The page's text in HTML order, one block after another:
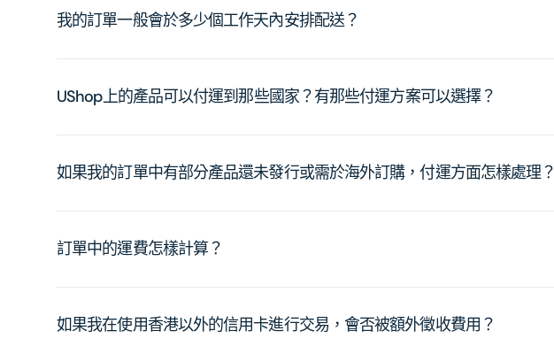
我的訂單一般會於多少個工作天內安排配送？
UShop上的產品可以付運到那些國家？有那些付運方案可以選擇？
如果我的訂單中有部分產品還未發行或需於海外訂購，付運方面怎樣處理？
訂單中的運費怎樣計算？
如果我在使用香港以外的信用卡進行交易，會否被額外徵收費用？